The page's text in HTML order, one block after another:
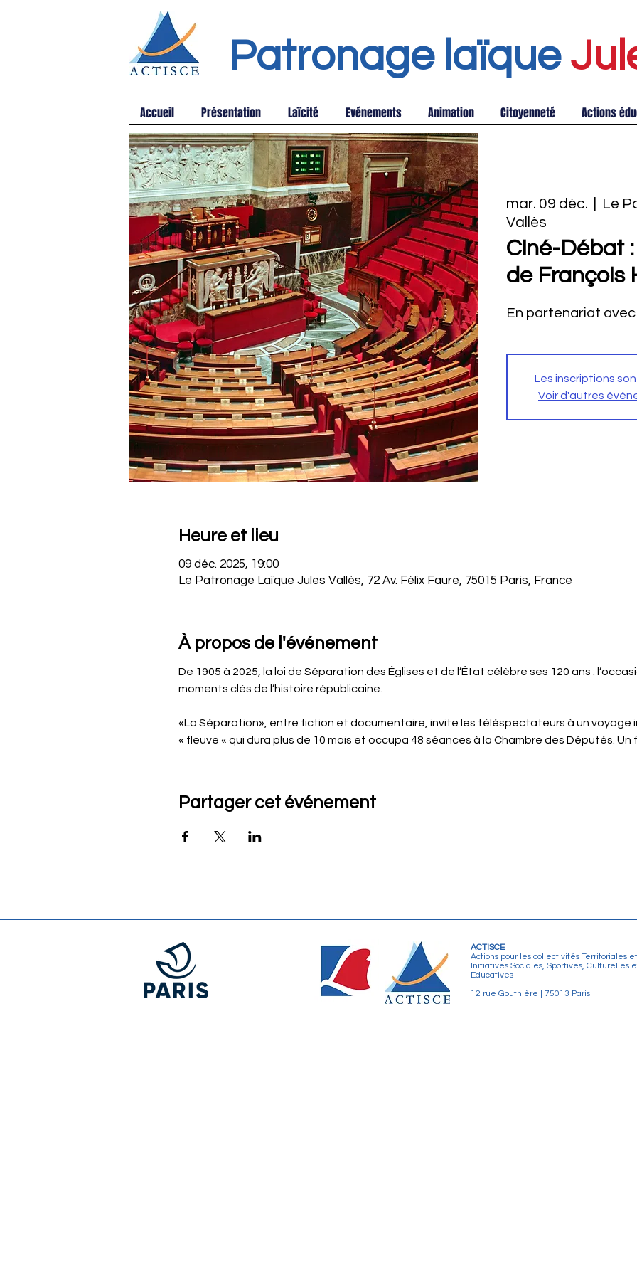
Patronage laïque
Accueil Présentation Laïcité Evénements Animation Citoyenneté Actions
mar. 09 déc.
Le
Vallès
Ciné-Débat
de François
En partenariat avec
Les inscriptions
Voir d'autres
Heure et lieu
09 déc. 2025, 19:00
Le Patronage Laïque Jules Vallès, 72 Av. Félix Faure, 75015 Paris, France
À propos de l'événement
De 1905 à 2025, la loi de Séparation des Églises et de l’État célèbre ses 120 ans :
moments clés de l’histoire républicaine.
«La Séparation», entre fiction et documentaire, invite les téléspectateurs à un voyage
« fleuve « qui dura plus de 10 mois et occupa 48 séances à la Chambre des Députés. Un
Partager cet événement
ACTISCE
Actions pour les collectivités Territoriales et
Initiatives Sociales, Sportives, Culturelles
Educatives
12 rue Gouthière | 75013 Paris